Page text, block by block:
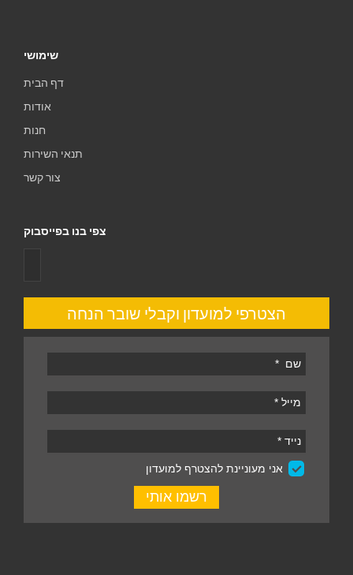
שימושי
דף הבית
אודות
חנות
תנאי השירות
צור קשר
צפי בנו בפייסבוק
הצטרפי למועדון וקבלי שובר הנחה